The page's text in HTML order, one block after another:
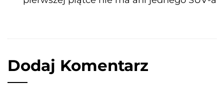
Dodaj Komentarz